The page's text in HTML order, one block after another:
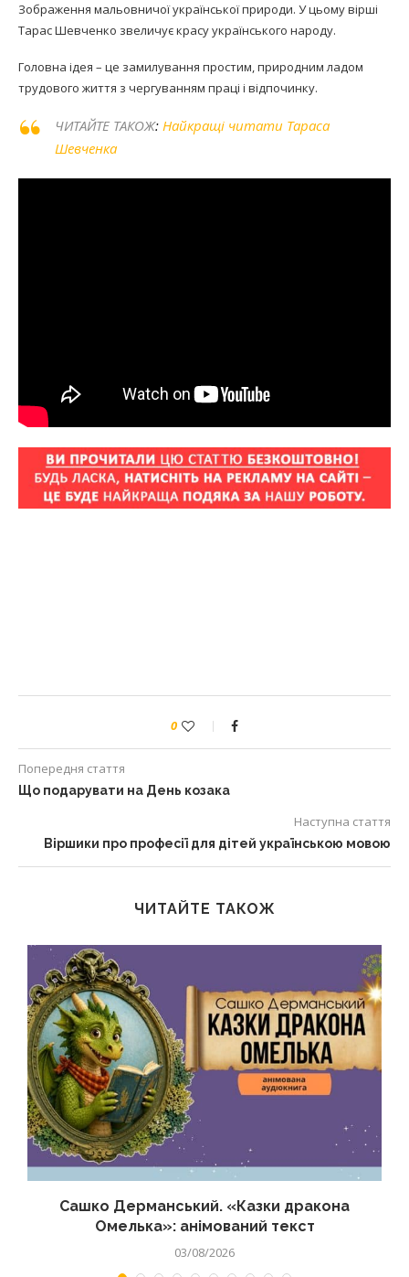
Зображення мальовничої української природи. У цьому вірші
Тарас Шевченко звеличує красу українського народу.
Головна ідея – це замилування простим, природним ладом
трудового життя з чергуванням праці і відпочинку.
ЧИТАЙТЕ ТАКОЖ: Найкращі читати Тараса
Шевченка
0
Попередня стаття
Що подарувати на День козака
Наступна стаття
Віршики про професії для дітей українською мовою
ЧИТАЙТЕ ТАКОЖ
Сашко Дерманський. «Казки дракона
Омелька»: анімований текст
03/08/2026